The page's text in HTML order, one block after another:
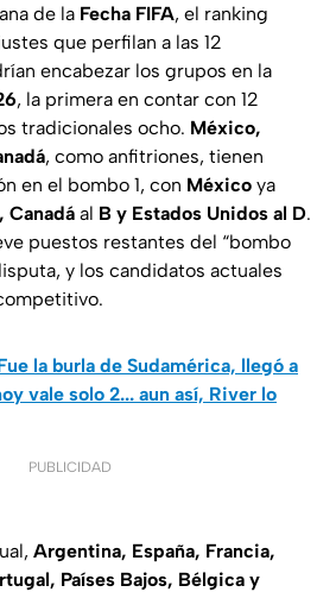
de la Fecha FIFA, el ranking
que perfilan a las 12
encabezar los grupos en la
, la primera en contar con 12
tradicionales ocho. México,
, como anfitriones, tienen
en el bombo 1, con México ya
Canadá al B y Estados Unidos al D.
puestos restantes del “bombo
y los candidatos actuales
la burla de Sudamérica, llegó a
vale solo 2... aun así, River lo
PUBLICIDAD
Argentina, España, Francia,
Países Bajos, Bélgica y